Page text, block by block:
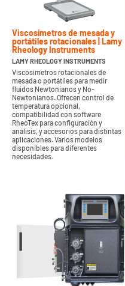
Viscosímetros de mesada y
portátiles rotacionales | Lamy
Rheology Instruments
LAMY RHEOLOGY INSTRUMENTS
Viscosímetros rotacionales de
mesada o portátiles para medir
fluidos Newtonianos y No-
Newtonianos. Ofrecen control de
temperatura opcional,
compatibilidad con software
RheoTex para configuración y
análisis, y accesorios para distintas
aplicaciones. Varios modelos
disponibles para diferentes
necesidades.